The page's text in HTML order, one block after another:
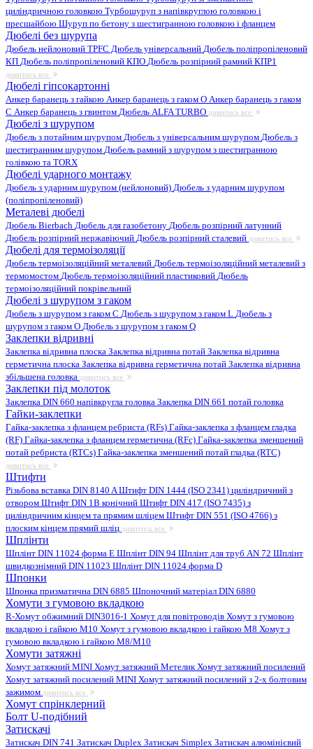
циліндричною головкою Турбошуруп з напівкруглою головкою і
пресшайбою Шуруп по бетону з шестигранною головкою і фланцем
Дюбелі без шурупа
Дюбель нейлоновий TPFC Дюбель універсальний Дюбель поліпропіленовий
КП Дюбель поліпропіленовий КПО Дюбель розпірний рамний КПР1
дивитись все
Дюбелі гіпсокартонні
Анкер баранець з гайкою Анкер баранець з гаком O Анкер баранець з гаком
С Анкер баранець з гвинтом Дюбель ALFA TURBO дивитись все
Дюбелі з шурупом
Дюбель з потайним шурупом Дюбель з універсальним шурупом Дюбель з
шестигранним шурупом Дюбель рамний з шурупом з шестигранною
голівкою та TORX
Дюбелі ударного монтажу
Дюбель з ударним шурупом (нейлоновий) Дюбель з ударним шурупом
(поліпропіленовий)
Металеві дюбелі
Дюбель Bierbach Дюбель для газобетону Дюбель розпірний латунний
Дюбель розпірний нержавіючий Дюбель розпірний сталевий дивитись все
Дюбелі для термоізоляції
Дюбель термоізоляційний металевий Дюбель термоізоляційний металевий з
термомостом Дюбель термоізоляційний пластиковий Дюбель
термоізоляційний покрівельний
Дюбелі з шурупом з гаком
Дюбель з шурупом з гаком C Дюбель з шурупом з гаком L Дюбель з
шурупом з гаком O Дюбель з шурупом з гаком Q
Заклепки відривні
Заклепка відривна плоска Заклепка відривна потай Заклепка відривна
герметична плоска Заклепка відривна герметична потай Заклепка відривна
збільшена головка дивитись все
Заклепки під молоток
Заклепка DIN 660 напівкругла головка Заклепка DIN 661 потай головка
Гайки-заклепки
Гайка-заклепка з фланцем ребриста (RFs) Гайка-заклепка з фланцем гладка
(RF) Гайка-заклепка з фланцем герметична (RFc) Гайка-заклепка зменшений
потай ребриста (RTCs) Гайка-заклепка зменшений потай гладка (RTC)
дивитись все
Штифти
Різьбова вставка DIN 8140 AШтифт DIN 1444 (ISO 2341) циліндричний з
отвором Штифт DIN 1B конічний Штифт DIN 417 (ISO 7435) з
циліндричним кінцем та прямим шліцем Штифт DIN 551 (ISO 4766) з
плоским кінцем прямий шліц дивитись все
Шплінти
Шплінт DIN 11024 форма E Шплінт DIN 94 Шплінт для труб AN 72 Шплінт
швидкознімний DIN 11023 Шплінт DIN 11024 форма D
Шпонки
Шпонка призматична DIN 6885 Шпоночний матеріал DIN 6880
Хомути з гумовою вкладкою
R-Хомут обжимний DIN3016-1 Хомут для повітроводів Хомут з гумовою
вкладкою і гайкою M10 Хомут з гумовою вкладкою і гайкою M8 Хомут з
гумовою вкладкою і гайкою М8/M10
Хомути затяжні
Хомут затяжний MINI Хомут затяжний МетеликХомут затяжний посилений
Хомут затяжний посилений MINI Хомут затяжний посилений з 2-х болтовим
зажимом дивитись все
Хомут спрінклерний
Болт U-подібний
Затискачі
Затискач DIN 741 Затискач Duplex Затискач Simplex Затискач алюмінієвий